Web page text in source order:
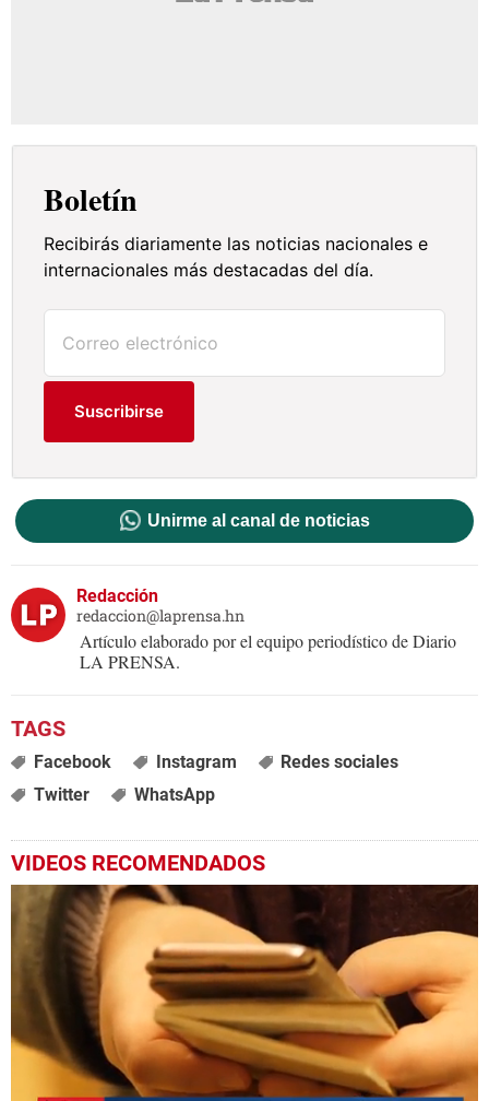
Boletín
Recibirás diariamente las noticias nacionales e
internacionales más destacadas del día.
Suscribirse
Unirme al canal de noticias
Redacción
redaccion@laprensa.hn
Artículo elaborado por el equipo periodístico de Diario
LA PRENSA.
Facebook Instagram
Redes sociales
Twitter
WhatsApp
VIDEOS RECOMENDADOS